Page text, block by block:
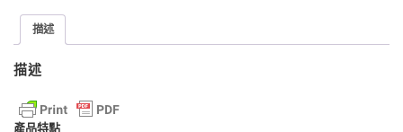
Rocker
數
量
描述
描述
產品特點